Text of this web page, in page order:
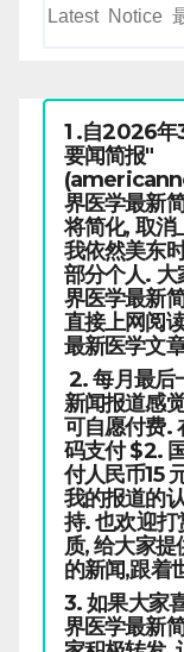
1 .自2026年
要闻简报"
界医学最新
将简化, 取
我依然美东
部分个人. 大
界医学最新
直接上网阅
最新医学文
2. 每月最后
新闻报道感
可自愿付费.
码支付 $2.
付人民币15
我的报道的
持. 也欢迎打
质, 给大家提
的新闻,跟着
3. 如果大家
界医学最新